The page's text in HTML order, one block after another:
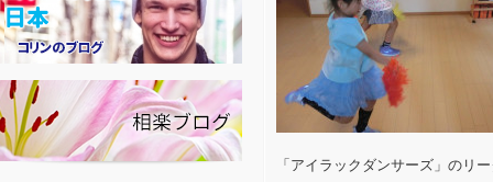
「アイラックダンサーズ」のリ